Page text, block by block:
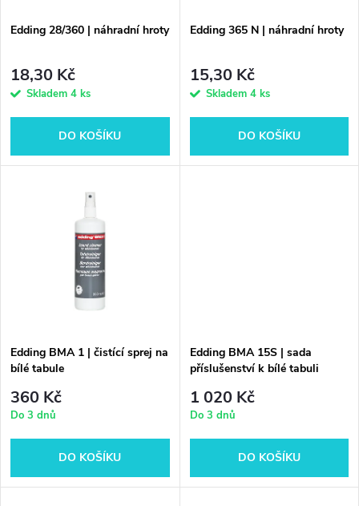
p
r
o
d
s
p
r
ů
Edding 28/360 | náhradní hroty
18,30 Kč
Skladem 4 ks
DO KOŠÍKU
Edding 365 N | náhradní hroty
15,30 Kč
Skladem 4 ks
DO KOŠÍKU
Edding BMA 1 | čistící sprej na
bílé tabule
360 Kč
Do 3 dnů
DO KOŠÍKU
Edding BMA 15S | sada
příslušenství k bílé tabuli
1 020 Kč
Do 3 dnů
DO KOŠÍKU